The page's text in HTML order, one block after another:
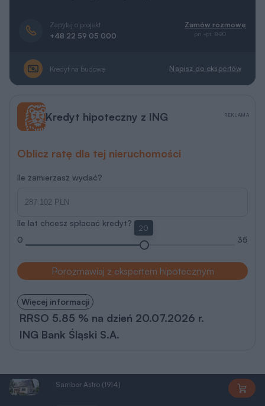
Zapytaj o projekt
+48 22 59 05 000
Zamów rozmowę
pn.-pt. 8-20
Kredyt na budowę Napisz do ekspertów
Kredyt hipoteczny z ING
Oblicz ratę dla tej nieruchomości
Ile zamierzasz wydać?
Ile lat chcesz spłacać kredyt?
0
20
35
Porozmawiaj z ekspertem hipotecznym
Więcej informacji
RRSO 5.85 % na dzień 20.07.2026 r.
ING Bank Śląski S.A.
REKLAMA
Sambor Astro (1914)